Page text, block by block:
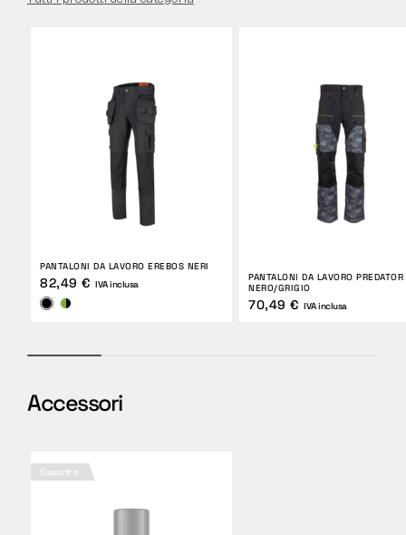
PANTALONI DA LAVORO EREBOS NERI
82,49 € IVA inclusa
PANTALONI DA LAVORO PREDATOR
NERO/GRIGIO
70,49 € IVA inclusa
Accessori
Esaurito